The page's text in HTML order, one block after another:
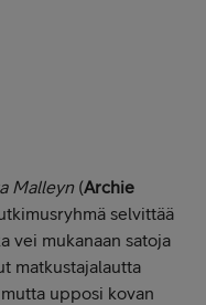
Malleyn(Archie
selvittää
vei mukanaan satoja
matkustajalautta
upposi kovan